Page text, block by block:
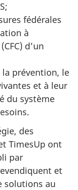
fédérales
à
d’un
prévention, le
et à leur
du système
des
TimesUp ont
par
et
solutions au